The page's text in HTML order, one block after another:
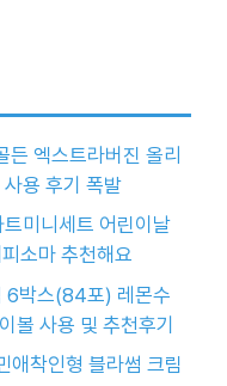
든 엑스트라버진 올리
용 후기 폭발
미니세트 어린이날
소마 추천해요
6박스(84포) 레몬수
볼 사용 및 추천후기
애착인형 블라썸 크림